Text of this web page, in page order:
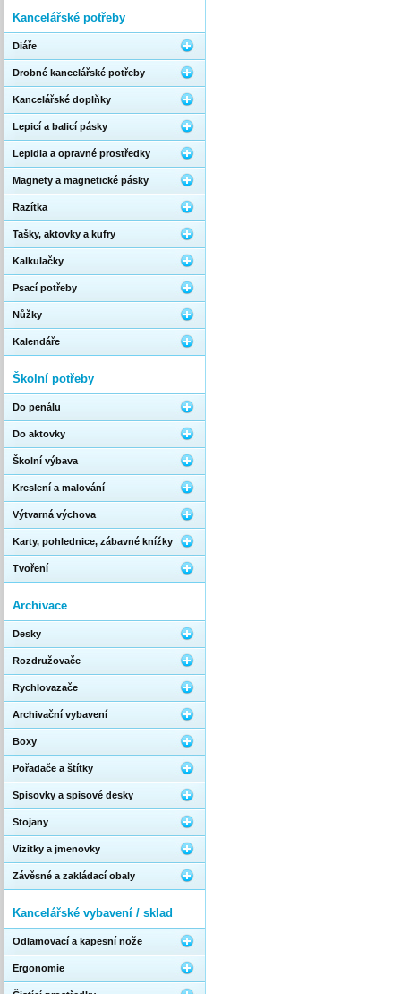
Kancelářské potřeby
Diáře
Drobné kancelářské potřeby
Kancelářské doplňky
Lepicí a balicí pásky
Lepidla a opravné prostředky
Magnety a magnetické pásky
Razítka
Tašky, aktovky a kufry
Kalkulačky
Psací potřeby
Nůžky
Kalendáře
Školní potřeby
Do penálu
Do aktovky
Školní výbava
Kreslení a malování
Výtvarná výchova
Karty, pohlednice, zábavné knížky
Tvoření
Archivace
Desky
Rozdružovače
Rychlovazače
Archivační vybavení
Boxy
Pořadače a štítky
Spisovky a spisové desky
Stojany
Vizitky a jmenovky
Závěsné a zakládací obaly
Kancelářské vybavení / sklad
Odlamovací a kapesní nože
Ergonomie